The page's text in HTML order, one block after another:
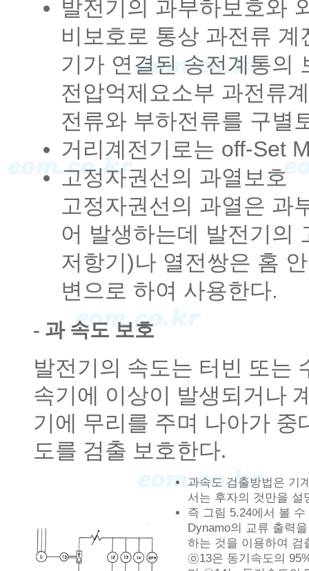
발전기의 과부하보호와
비보호로 통상 과전류
기가 연결된 송전계통의
전압억제요소부 과전류
전류와 부하전류를 구별
거리계전기로는 off-Set
고정자권선의 과열보호
고정자권선의 과열은 과
어 발생하는데 발전기의
저항기)나 열전쌍은 홈
변으로 하여 사용한다.
- 과 속도 보호
발전기의 속도는 터빈 또는
속기에 이상이 발생되거나
기에 무리를 주며 나아가
도를 검출 보호한다.
과속도 검출방법은 기
서는 후자의 것만을 설
즉 그림 5.24에서 볼
Dynamo의 교류 출력
하는 것을 이용하여 검
㉧13은 동기속도의